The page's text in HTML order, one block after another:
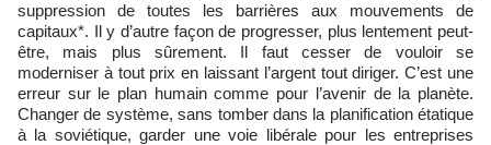
suppression de toutes les barrières aux mouvements de
capitaux*. Il y d’autre façon de progresser, plus lentement peut-
être, mais plus sûrement. Il faut cesser de vouloir se
moderniser à tout prix en laissant l’argent tout diriger. C’est une
erreur sur le plan humain comme pour l’avenir de la planète.
Changer de système, sans tomber dans la planification étatique
à la soviétique, garder une voie libérale pour les entreprises